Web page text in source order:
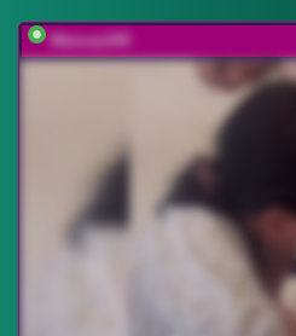
Marusa345